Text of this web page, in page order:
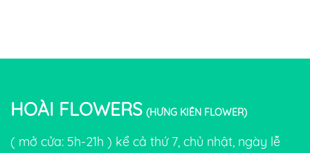
HOÀI FLOWERS (HƯNG KIÊN FLOWER)
( mở cửa: 5h-21h ) kể cả thứ 7, chủ nhật, ngày lễ